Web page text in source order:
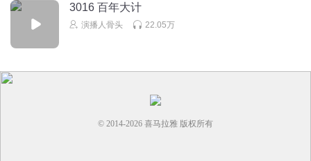
3016 百年大计
演播人骨头 22.05万
© 2014-2026 喜马拉雅 版权所有